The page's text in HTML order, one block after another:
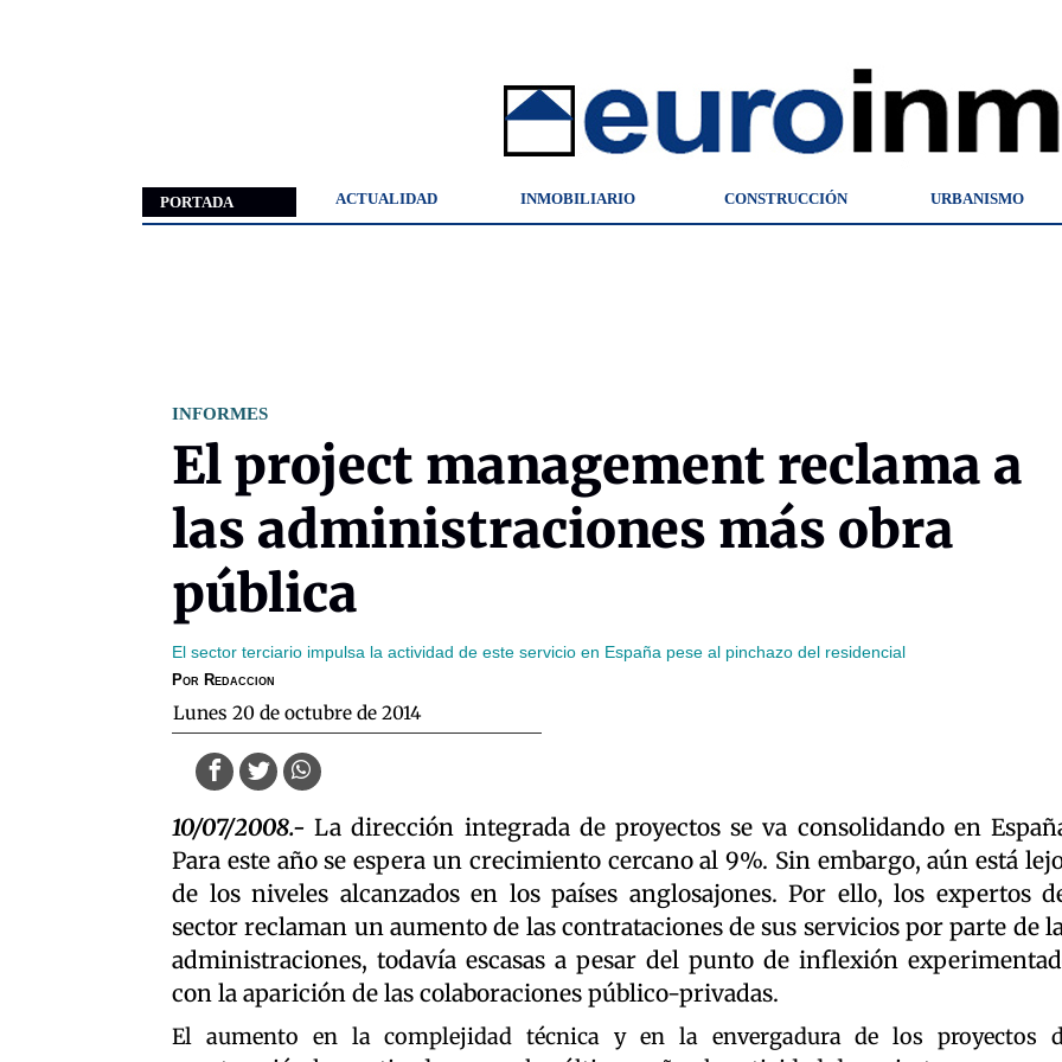
PORTADA ACTUALIDAD INMOBILIARIO CONSTRUCCIÓN URBANISMO
INFORMES
El project management reclama a
las administraciones más obra
pública
El sector terciario impulsa la actividad de este servicio en España pese al pinchazo del residencial
Por Redaccion
lunes 20 de octubre de 2014
10/07/2008.-La dirección integrada de proyectos se va consolidando en
Para este año se espera un crecimiento cercano al 9%. Sin embargo, aún está
de los niveles alcanzados en los países anglosajones. Por ello, los expertos
sector reclaman un aumento de las contrataciones de sus servicios por parte de
administraciones, todavía escasas a pesar del punto de inflexión
con la aparición de las colaboraciones público-privadas.
El aumento en la complejidad técnica y en la envergadura de los proyectos